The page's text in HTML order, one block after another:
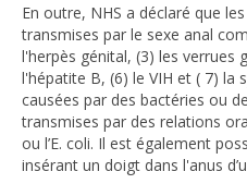
En outre, NHS a déclaré que
transmises par le sexe anal
l'herpès génital, (3) les verrues
l'hépatite B, (6) le VIH et ( 7) la
causées par des bactéries ou
transmises par des relations
ou l’E. coli. Il est également
insérant un doigt dans l'anus